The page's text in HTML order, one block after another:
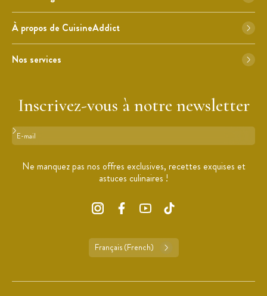
À propos de CuisineAddict
Nos services
Inscrivez-vous à notre newsletter
Format : adresse@email.com
Ne manquez pas nos offres exclusives, recettes exquises et
astuces culinaires !
Français (French)